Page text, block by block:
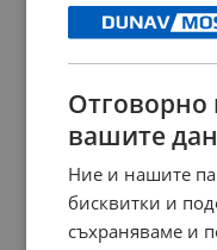
Отговорно
вашите
Ние и нашите
бисквитки и
съхраняваме и